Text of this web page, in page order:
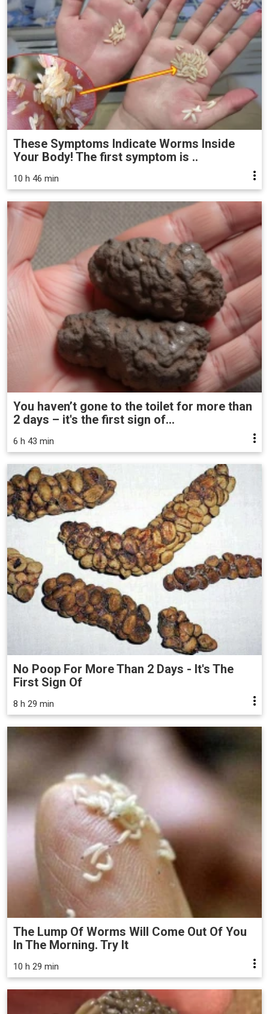
These Symptoms Indicate Worms Inside
Your Body! The first symptom is ..
10 h 46 min
You haven’t gone to the toilet for more than
2 days – it's the first sign of...
6 h 43 min
No Poop For More Than 2 Days - It's The
First Sign Of
8 h 29 min
The Lump Of Worms Will Come Out Of You
In The Morning. Try It
10 h 29 min